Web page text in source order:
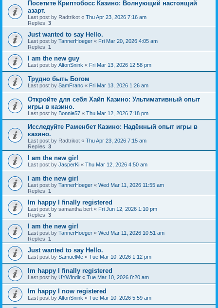
Посетите Криптобосс Казино: Волнующий настоящий
азарт.
Last post by Radtrikot « Thu Apr 23, 2026 7:16 am
Replies: 3
Just wanted to say Hello.
Last post by TannerHoeger « Fri Mar 20, 2026 4:05 am
Replies: 1
I am the new guy
Last post by AltonSnink « Fri Mar 13, 2026 12:58 pm
Трудно быть Богом
Last post by SamFranc « Fri Mar 13, 2026 1:26 am
Откройте для себя Хайп Казино: Ультимативный опыт
игры в казино.
Last post by Bonnie57 « Thu Mar 12, 2026 7:18 pm
Исследуйте Раменбет Казино: Надёжный опыт игры в
казино.
Last post by Radtrikot « Thu Apr 23, 2026 7:15 am
Replies: 3
I am the new girl
Last post by JasperKi « Thu Mar 12, 2026 4:50 am
I am the new girl
Last post by TannerHoeger « Wed Mar 11, 2026 11:55 am
Replies: 1
Im happy I finally registered
Last post by samantha bert « Fri Jun 12, 2026 1:10 pm
Replies: 3
I am the new girl
Last post by TannerHoeger « Wed Mar 11, 2026 10:51 am
Replies: 1
Just wanted to say Hello.
Last post by SamuelMe « Tue Mar 10, 2026 1:12 pm
Im happy I finally registered
Last post by UYWIndir « Tue Mar 10, 2026 8:20 am
Im happy I now registered
Last post by AltonSnink « Tue Mar 10, 2026 5:59 am